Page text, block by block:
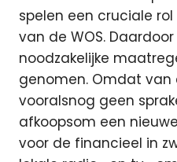
spelen een cruciale
van de WOS.
noodzakelijke
genomen. Omdat van
vooralsnog geen
afkoopsom een
voor de financieel in